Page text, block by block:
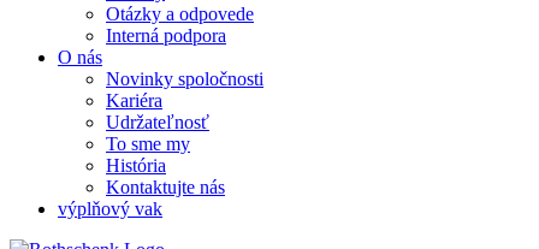
Otázky a odpovede
Interná podpora
O nás
Novinky spoločnosti
Kariéra
Udržateľnosť
To sme my
História
Kontaktujte nás
výplňový vak